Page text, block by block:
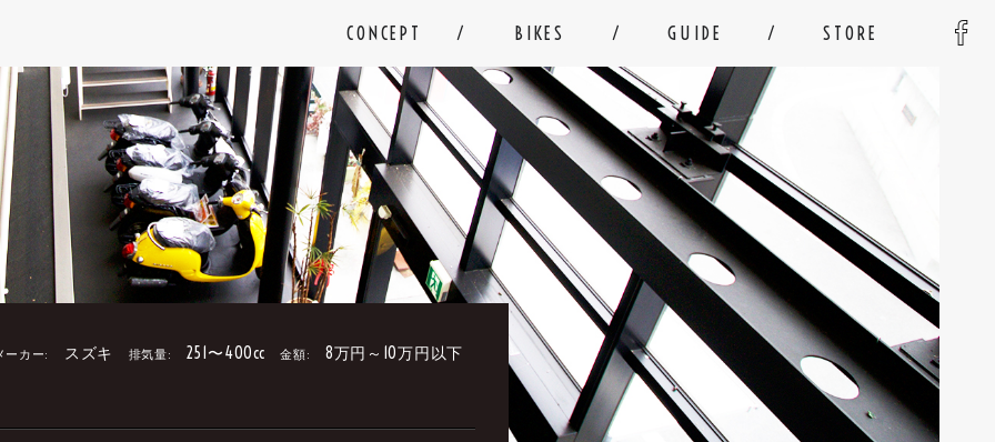
CONCEPT BIKES GUIDE STORE
ーカー: スズキ 排気量: 251〜400cc 金額: 8万円～10万円以下